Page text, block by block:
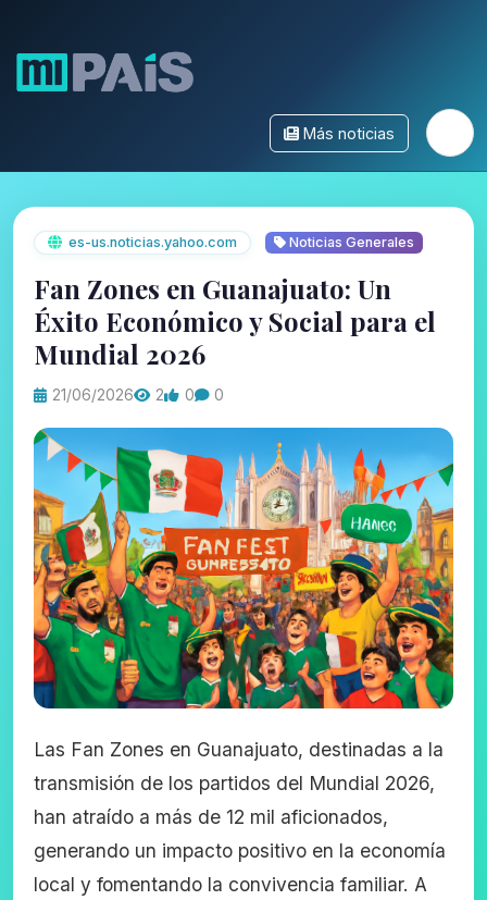
Más noticias
es-us.noticias.yahoo.com Noticias Generales
Fan Zones en Guanajuato: Un
Éxito Económico y Social para el
Mundial 2026
21/06/2026 2 0 0
Las Fan Zones en Guanajuato, destinadas a la
transmisión de los partidos del Mundial 2026,
han atraído a más de 12 mil aficionados,
generando un impacto positivo en la economía
local y fomentando la convivencia familiar. A